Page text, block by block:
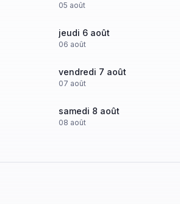
05 août
jeudi 6 août
06 août
vendredi 7 août
07 août
samedi 8 août
08 août